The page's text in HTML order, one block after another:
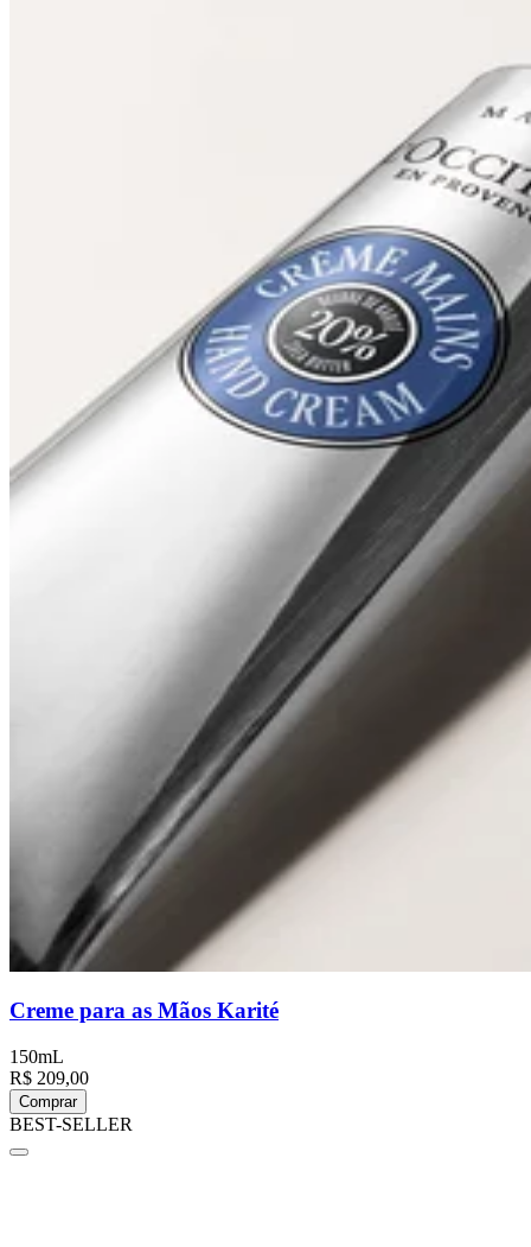
Creme para as Mãos Karité
150mL
R$ 209,00
Comprar
BEST-SELLER